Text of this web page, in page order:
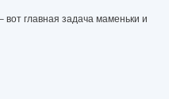
главная задача маменьки и